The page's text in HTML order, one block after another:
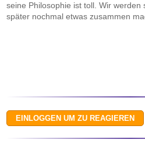
seine Philosophie ist toll. Wir
später nochmal etwas zusammen